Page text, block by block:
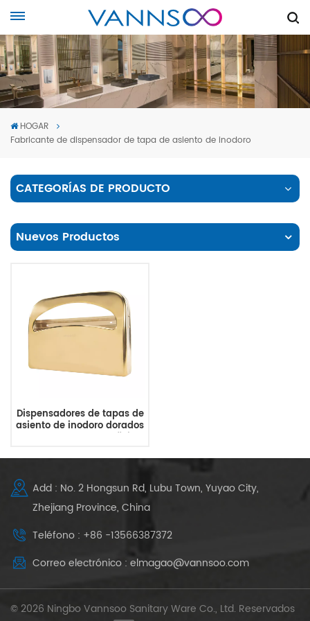
HOGAR
Fabricante de dispensador de tapa de asiento de inodoro
CATEGORÍAS DE PRODUCTO
Nuevos Productos
Dispensadores de tapas de
asiento de inodoro dorados
montados en superficie
Add : No. 2 Hongsun Rd, Lubu Town, Yuyao City,
Zhejiang Province, China
Teléfono : +86 -13566387372
Correo electrónico : elmagao@vannsoo.com
© 2026 Ningbo Vannsoo Sanitary Ware Co., Ltd. Reservados